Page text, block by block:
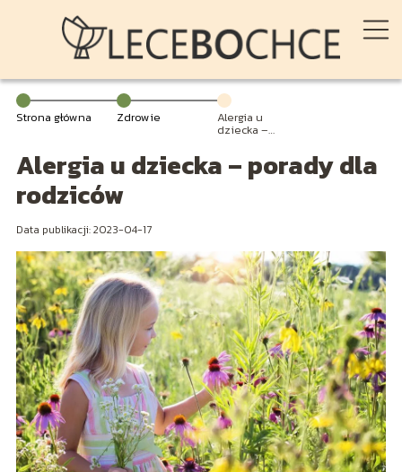
Strona główna Zdrowie Alergia u
dziecka –
Alergia u dziecka – porady dla
rodziców
Data publikacji: 2023-04-17